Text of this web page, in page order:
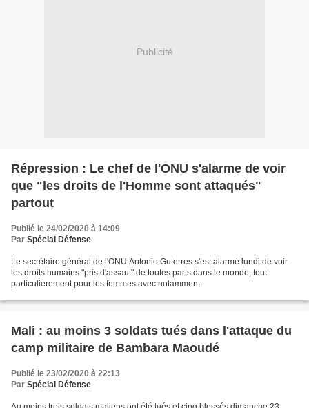
Publicité
Répression : Le chef de l'ONU s'alarme de voir
que "les droits de l'Homme sont attaqués"
partout
Publié le 24/02/2020 à 14:09
Par Spécial Défense
Le secrétaire général de l'ONU Antonio Guterres s'est alarmé lundi de voir
les droits humains "pris d'assaut" de toutes parts dans le monde, tout
particulièrement pour les femmes avec notammen...
Mali : au moins 3 soldats tués dans l'attaque du
camp militaire de Bambara Maoudé
Publié le 23/02/2020 à 22:13
Par Spécial Défense